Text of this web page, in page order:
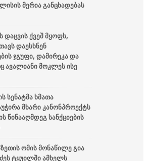
მერია განცხადებას
დაცვის ქვეშ მყოფს,
დაესხნენ
ჯგუფი, დამირეკა და
ავალიანი მოკლეს ისე
სენატმა ხმათა
მხარი კანონპროექტს
წინააღმდეგ სანქციების
ომის მონაწილე გია
ტყუილში ამხელს